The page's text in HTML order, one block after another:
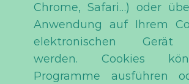
Chrome, Safari…) oder
Anwendung auf Ihrem
elektronischen Gerät
werden. Cookies
Programme ausführen